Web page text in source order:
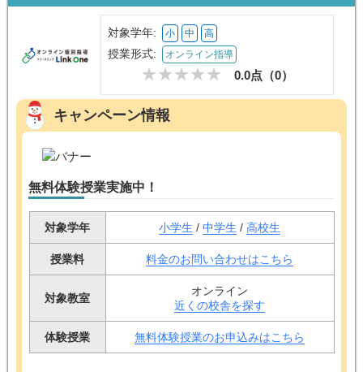
対象学年: 小 中 高
授業形式: オンライン指導
0.0点（0）
キャンペーン情報
無料体験授業実施中！
対象学年 小学生 / 中学生 / 高校生
授業料 料金のお問い合わせはこちら
対象教室
オンライン
近くの校舎を探す
体験授業 無料体験授業のお申込みはこちら